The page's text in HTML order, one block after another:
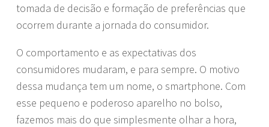
tomada de decisão e formação de preferências que
ocorrem durante a jornada do consumidor.
O comportamento e as expectativas dos
consumidores mudaram, e para sempre. O motivo
dessa mudança tem um nome, o smartphone. Com
esse pequeno e poderoso aparelho no bolso,
fazemos mais do que simplesmente olhar a hora,